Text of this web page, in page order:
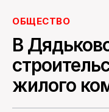
ОБЩЕСТВО
В
жилого